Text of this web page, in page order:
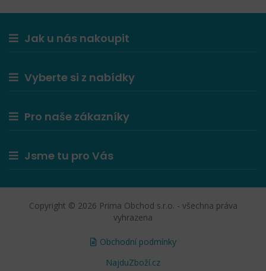
Jak u nás nakoupit
Vyberte si z nabídky
Pro naše zákazníky
Jsme tu pro Vás
Copyright © 2026 Prima Obchod s.r.o. - všechna práva
vyhrazena
Obchodní podmínky
NajduZboží.cz